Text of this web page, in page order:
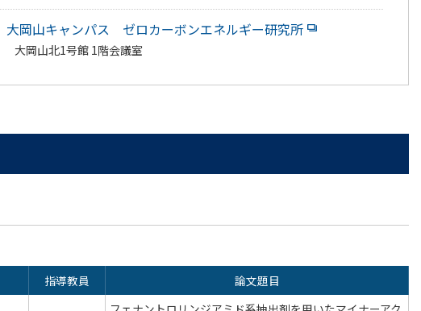
大岡山キャンパス ゼロカーボンエネルギー研究所
大岡山北1号館 1階会議室
指導教員 論文題目